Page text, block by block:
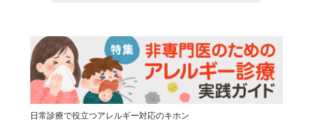
日常診療で役立つアレルギー対応のキホン